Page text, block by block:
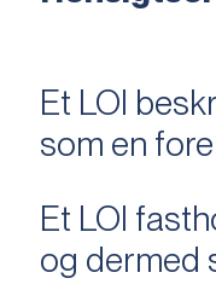
Et LOI
som en
Et LOI
og dermed